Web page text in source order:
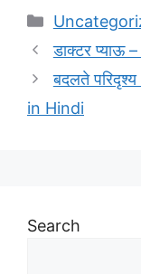
Categories
डाक्टर प्याऊ
बदलते
in Hindi
Search